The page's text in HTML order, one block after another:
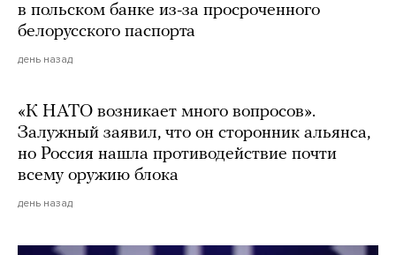
в польском банке из-за просроченного
белорусского паспорта
день назад
«К НАТО возникает много вопросов».
Залужный заявил, что он сторонник альянса,
но Россия нашла противодействие почти
всему оружию блока
день назад